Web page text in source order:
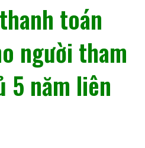
toán
người tham
5 năm liên